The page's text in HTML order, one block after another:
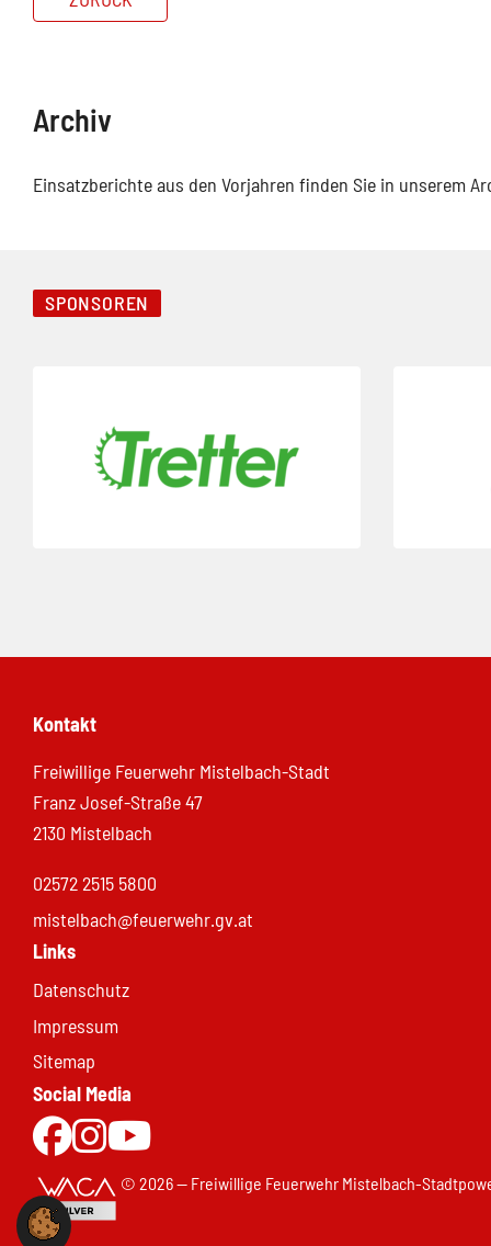
Archiv
Einsatzberichte aus den Vorjahren finden Sie in unserem
SPONSOREN
Kontakt
Freiwillige Feuerwehr Mistelbach-Stadt
Franz Josef-Straße 47
2130 Mistelbach
02572 2515 5800
mistelbach@feuerwehr.gv.at
Links
Datenschutz
Impressum
Sitemap
Social Media
Zur Facebookseite
Zu Instgram
© 2026 — Freiwillige Feuerwehr Mistelbach-Stadt